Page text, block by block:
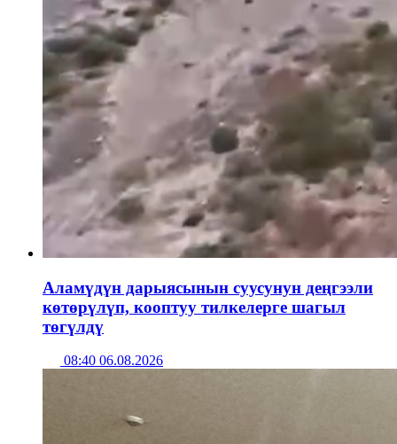
Аламүдүн дарыясынын суусунун деңгээли
көтөрүлүп, кооптуу тилкелерге шагыл
төгүлдү
08:40 06.08.2026